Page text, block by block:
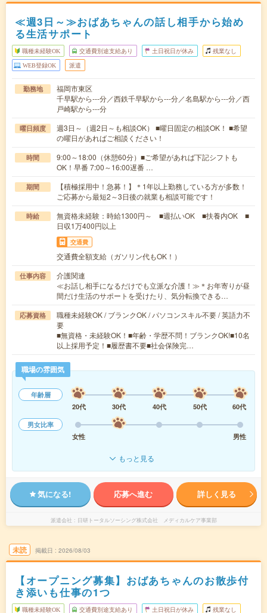
≪週3日～≫おばあちゃんの話し相手から始め
る生活サポート
職種未経験OK 交通費別途支給あり 土日祝日が休み 残業なし
WEB登録OK 派遣
勤務地
福岡市東区
千早駅から---分／西鉄千早駅から---分／名島駅から---分／西
戸崎駅から---分
曜日頻度
週3日～（週2日～も相談OK） ■曜日固定の相談OK！ ■希望
の曜日があればご相談ください！
時間
9:00～18:00（休憩60分）■ご希望があれば下記シフトも
OK！早番 7:00～16:00遅番 …
期間
【積極採用中！急募！】＊1年以上勤務している方が多数！
ご応募から最短2～3日後の就業も相談可能です！
時給
無資格未経験：時給1300円～ ■週払いOK ■扶養内OK ■
日収1万400円以上
交通費
交通費全額支給（ガソリン代もOK！）
仕事内容
介護関連
≪お話し相手になるだけでも立派な介護！≫＊お年寄りが昼
間だけ生活のサポートを受けたり、気分転換できる…
応募資格
職種未経験OK / ブランクOK / パソコンスキル不要 / 英語力不
要
■無資格・未経験OK！■年齢・学歴不問！ブランクOK!■10名
以上採用予定！■履歴書不要■社会保険完…
職場の雰囲気
年齢層
20代
30代 40代 50代
60代
男女比率
女性
男性
もっと見る
気になる! 応募へ進む 詳しく見る
派遣会社 日研トータルソーシング株式会社 メディカルケア事業部
未読 掲載日 2026/08/03
【オープニング募集】おばあちゃんのお散歩付
き添いも仕事の1つ
職種未経験OK 交通費別途支給あり 土日祝日が休み 残業なし